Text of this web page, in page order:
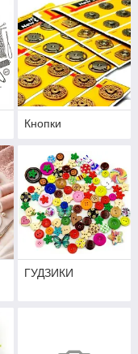
Кнопки
ГУДЗИКИ